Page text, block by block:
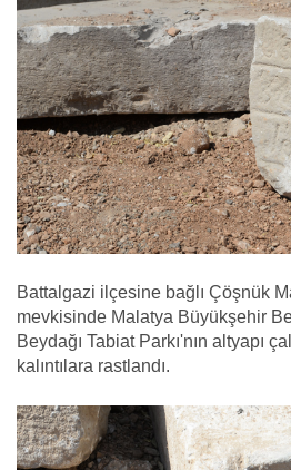
Battalgazi ilçesine bağlı Çöşnük
mevkisinde Malatya Büyükşehir
Beydağı Tabiat Parkı'nın altyapı
kalıntılara rastlandı.